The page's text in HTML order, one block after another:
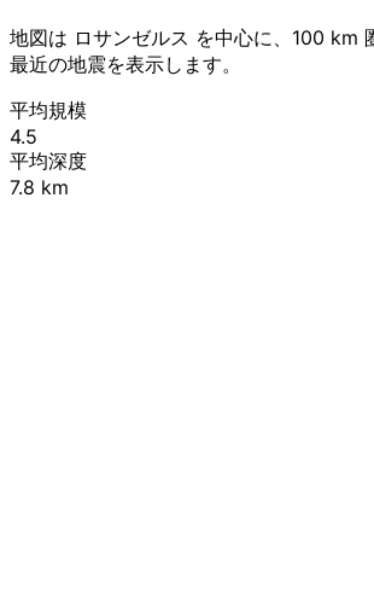
地図は ロサンゼルス を中心に、100 km
最近の地震を表示します。
平均規模
4.5
平均深度
7.8 km